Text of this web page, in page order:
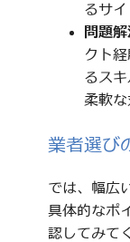
るサイ
問題
クト
るスキ
柔軟な
業者選び
では、幅広
具体的なポ
認してみて